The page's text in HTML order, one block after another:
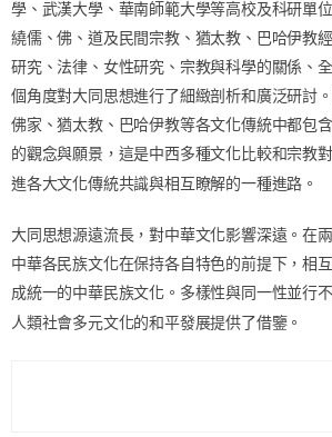
學、武漢大學、華南師範大學等高校及科研單
繞儒、佛、道及民間宗教、猶太教、巴哈伊教
研究、法律、女性研究、宗教與科學的關係、
個角度對大同思想進行了細緻剖析和廣泛研討
佛家、猶太教、巴哈伊教等各文化傳統中都包
的觀念與願景，這是中西多種文化比較和宗教
進各大文化傳統共識與相互瞭解的一種進路。
大同思想源遠流長，對中華文化影響深遠。在
中華各民族文化在保持各自特色的前提下，相
成統一的中華民族文化。多樣性與同一性並行
人類社會多元文化的和平發展提供了借鑒。